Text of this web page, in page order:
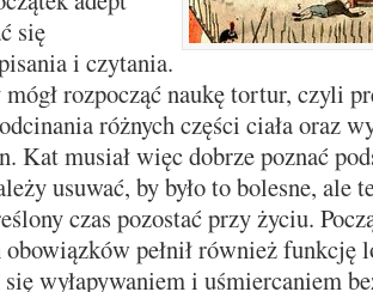
się
i czytania.
rozpocząć naukę tortur, czyli
różnych części ciała oraz
Kat musiał więc dobrze poznać
usuwać, by było to bolesne, ale
czas pozostać przy życiu.
pełnił również funkcję
wyłapywaniem i uśmiercaniem